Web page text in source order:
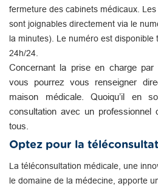
fermeture des cabinets médicaux.
sont joignables directement via le
la minutes). Le numéro est disponible
24h/24.
Concernant la prise en charge par
vous pourrez vous renseigner
maison médicale. Quoiqu’il en
consultation avec un
tous.
Optez pour la
La téléconsultation médicale, une
le domaine de la médecine, apporte